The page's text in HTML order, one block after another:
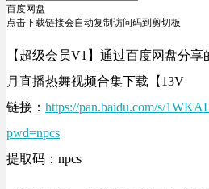
百度网盘
点击下载链接会自动复制访问码到剪切板
【超级会员V1】通过百度网盘分享
月直播热舞视频合集下载【13V
链接： https://pan.baidu.com/s/
pwd=npcs
提取码：npcs